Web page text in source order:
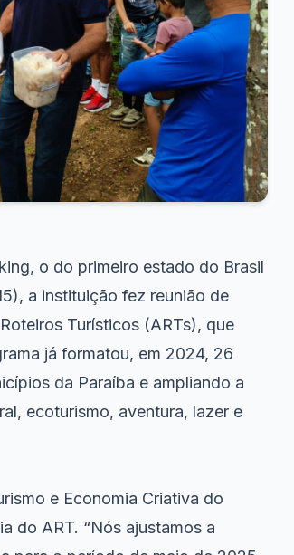
o do primeiro estado do Brasil
a instituição fez reunião de
Turísticos (ARTs), que
já formatou, em 2024, 26
da Paraíba e ampliando a
ecoturismo, aventura, lazer e
e Economia Criativa do
do ART. “Nós ajustamos a